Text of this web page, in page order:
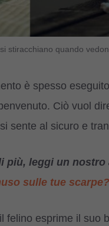
stiracchiano quando
è spesso
Ciò vuol
sente al sicuro e
più, leggi un nostro
sulle tue
felino esprime il suo